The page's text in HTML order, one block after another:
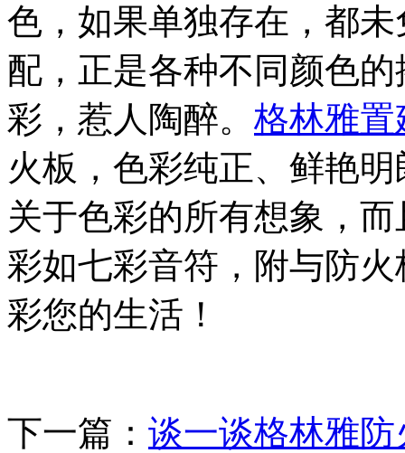
色，如果单独存在，都
配，正是各种不同颜色
彩，惹人陶醉。 格林雅
火板，色彩纯正、鲜艳
关于色彩的所有想象，
彩如七彩音符，附与防
彩您的生活！
下一篇： 谈一谈格林雅